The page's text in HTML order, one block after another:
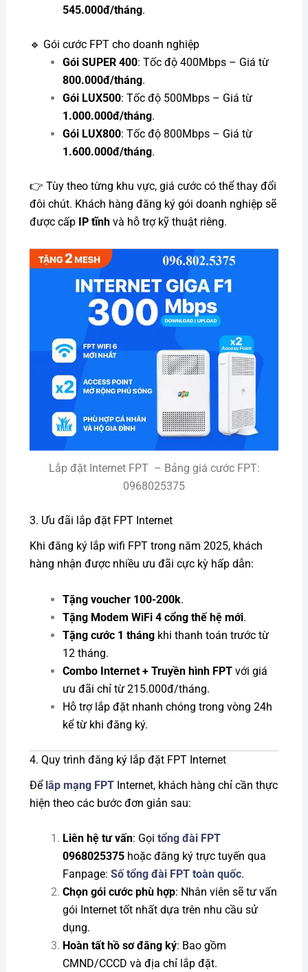
545.000đ/tháng.
🔹 Gói cước FPT cho doanh nghiệp
Gói SUPER 400: Tốc độ 400Mbps – Giá từ
800.000đ/tháng.
Gói LUX500: Tốc độ 500Mbps – Giá từ
1.000.000đ/tháng.
Gói LUX800: Tốc độ 800Mbps – Giá từ
1.600.000đ/tháng.
👉 Tùy theo từng khu vực, giá cước có thể thay đổi
đôi chút. Khách hàng đăng ký gói doanh nghiệp sẽ
được cấp IP tĩnhvà hỗ trợ kỹ thuật riêng.
Lắp đặt Internet FPT – Bảng giá cước FPT:
0968025375
3. Ưu đãi lắp đặt FPT Internet
Khi đăng ký lắp wifi FPT trong năm 2025, khách
hàng nhận được nhiều ưu đãi cực kỳ hấp dẫn:
Tặng voucher 100-200k.
Tặng Modem WiFi 4 cổng thế hệ mới.
Tặng cước 1 tháng khi thanh toán trước từ
12 tháng.
Combo Internet + Truyền hình FPTvới giá
ưu đãi chỉ từ 215.000đ/tháng.
Hỗ trợ lắp đặt nhanh chóng trong vòng 24h
kể từ khi đăng ký.
4. Quy trình đăng ký lắp đặt FPT Internet
Đểlắp mạng FPTInternet, khách hàng chỉ cần thực
hiện theo các bước đơn giản sau:
Liên hệ tư vấn: Gọi tổng đài FPT
0968025375hoặc đăng ký trực tuyến qua
Fanpage: Số tổng đài FPT toàn quốc.
Chọn gói cước phù hợp: Nhân viên sẽ tư vấn
gói Internet tốt nhất dựa trên nhu cầu sử
dụng.
Hoàn tất hồ sơ đăng ký: Bao gồm
CMND/CCCD và địa chỉ lắp đặt.